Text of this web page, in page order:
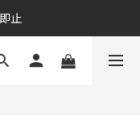
物金
止
物金